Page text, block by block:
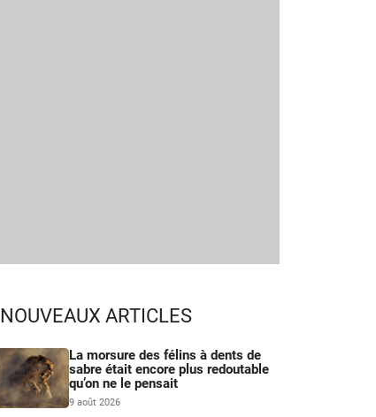
NOUVEAUX ARTICLES
La morsure des félins à dents de
sabre était encore plus redoutable
qu’on ne le pensait
9 août 2026